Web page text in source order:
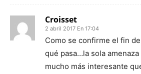
Croisset
2 abril 2017 En 17:04
Como se confirme el fin
qué pasa…la sola
mucho más interesante